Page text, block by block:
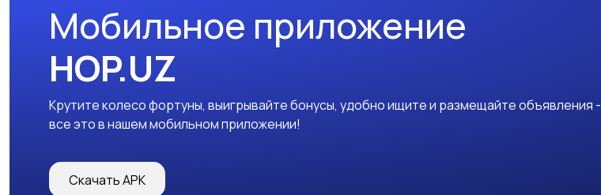
Мобильное приложение
HOP.UZ
Крутите колесо фортуны, выигрывайте бонусы, удобно ищите и размещайте объявления -
все это в нашем мобильном приложении!
Скачать APK